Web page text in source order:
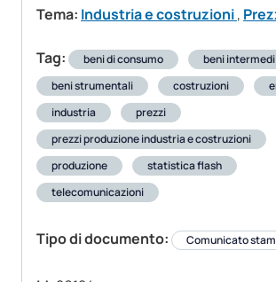
Tema: Industria e costruzioni,
Tag: beni di consumo
beni intermedi
beni strumentali
costruzioni
industria
prezzi
prezzi produzione industria e costruzioni
produzione
statistica flash
telecomunicazioni
Tipo di documento: Comunicato